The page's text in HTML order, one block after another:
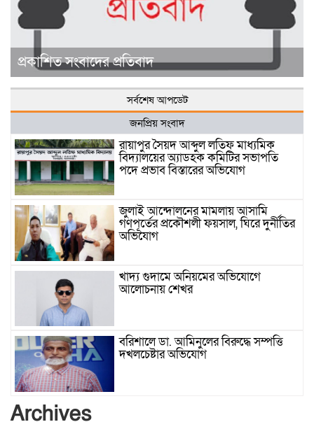
প্রকাশিত সংবাদের প্রতিবাদ
সর্বশেষ আপডেট
জনপ্রিয় সংবাদ
রায়াপুর সৈয়দ আব্দুল লতিফ মাধ্যমিক
বিদ্যালয়ের অ্যাডহক কমিটির সভাপতি
পদে প্রভাব বিস্তারের অভিযোগ
জুলাই আন্দোলনের মামলায় আসামি
গণপূর্তের প্রকৌশলী ফয়সাল, ঘিরে দুর্নীতির
অভিযোগ
খাদ্য গুদামে অনিয়মের অভিযোগে
আলোচনায় শেখর
বরিশালে ডা. আমিনুলের বিরুদ্ধে সম্পত্তি
দখলচেষ্টার অভিযোগ
Archives